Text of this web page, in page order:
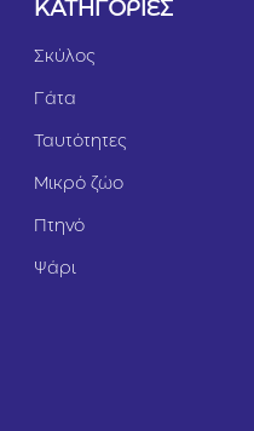
ΚΑΤΗΓΟΡΙΕΣ
Σκύλος
Γάτα
Ταυτότητες
Μικρό ζώο
Πτηνό
Ψάρι